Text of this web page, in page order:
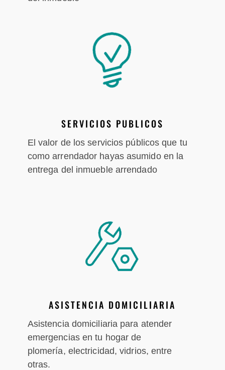
SERVICIOS PUBLICOS
El valor de los servicios públicos que tu
como arrendador hayas asumido en la
entrega del inmueble arrendado
ASISTENCIA DOMICILIARIA
Asistencia domiciliaria para atender
emergencias en tu hogar de
plomería, electricidad, vidrios, entre
otras.